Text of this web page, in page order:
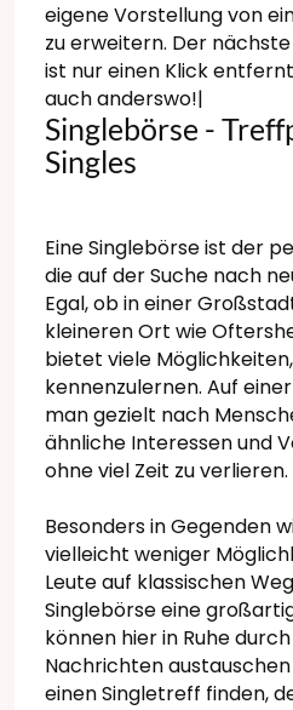
eigene Vorstellung von
zu erweitern. Der
ist nur einen Klick
auch anderswo!|
Singlebörse -
Singles
Eine Singlebörse ist der
die auf der Suche nach
Egal, ob in einer
kleineren Ort wie
bietet viele
kennenzulernen. Auf
man gezielt nach
ähnliche Interessen und
ohne viel Zeit zu verlieren.
Besonders in Gegenden
vielleicht weniger
Leute auf klassischen
Singlebörse eine
können hier in Ruhe
Nachrichten
einen Singletreff finden,